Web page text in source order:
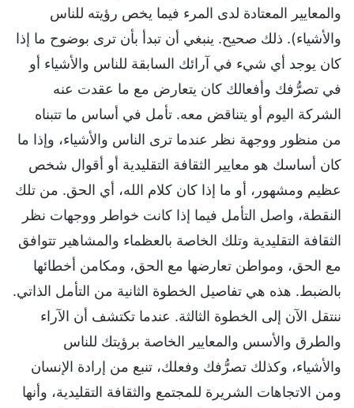
والمعايير المعتادة لدى المرء فيما يخص رؤيته للناس
والأشياء). ذلك صحيح. ينبغي أن تبدأ بأن ترى بوضوح ما إذا
كان يوجد أي شيء في آرائك السابقة للناس والأشياء أو
في تصرُّفك وأفعالك كان يتعارض مع ما عقدت عنه
الشركة اليوم أو يتناقض معه. تأمل في أساس ما تتبناه
من منظور ووجهة نظر عندما ترى الناس والأشياء، وإذا ما
كان أساسك هو معايير الثقافة التقليدية أو أقوال شخص
عظيم ومشهور، أو ما إذا كان كلام الله، أي الحق. من تلك
النقطة، واصل التأمل فيما إذا كانت خواطر ووجهات نظر
الثقافة التقليدية وتلك الخاصة بالعظماء والمشاهير تتوافق
مع الحق، ومواطن تعارضها مع الحق، ومكامن أخطائها
بالضبط. هذه هي تفاصيل الخطوة الثانية من التأمل الذاتي.
ننتقل الآن إلى الخطوة الثالثة. عندما تكتشف أن الآراء
والطرق والأسس والمعايير الخاصة برؤيتك للناس
والأشياء، وكذلك تصرُّفك وفعلك، تنبع من إرادة الإنسان
ومن الاتجاهات الشريرة للمجتمع والثقافة التقليدية، وأنها